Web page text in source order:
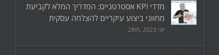
מדדי KPI אסטרטגיים: המדריך המלא לקביעת
מחווני ביצוע עיקריים להצלחה עסקית
יוני 28th, 2023